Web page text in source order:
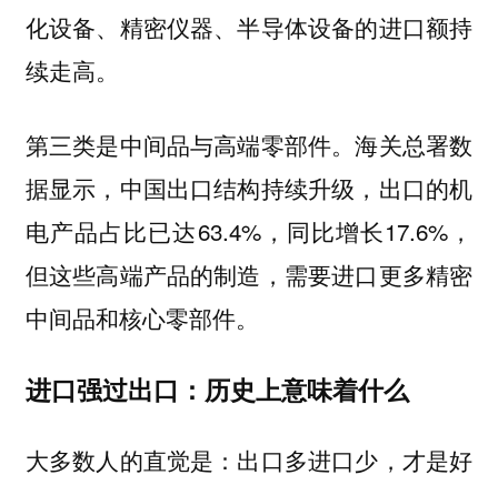
化设备、精密仪器、半导体设备的进口额持
续走高。
第三类是中间品与高端零部件。海关总署数
据显示，中国出口结构持续升级，出口的机
电产品占比已达63.4%，同比增长17.6%，
但这些高端产品的制造，需要进口更多精密
中间品和核心零部件。
进口强过出口：历史上意味着什么
大多数人的直觉是：出口多进口少，才是好